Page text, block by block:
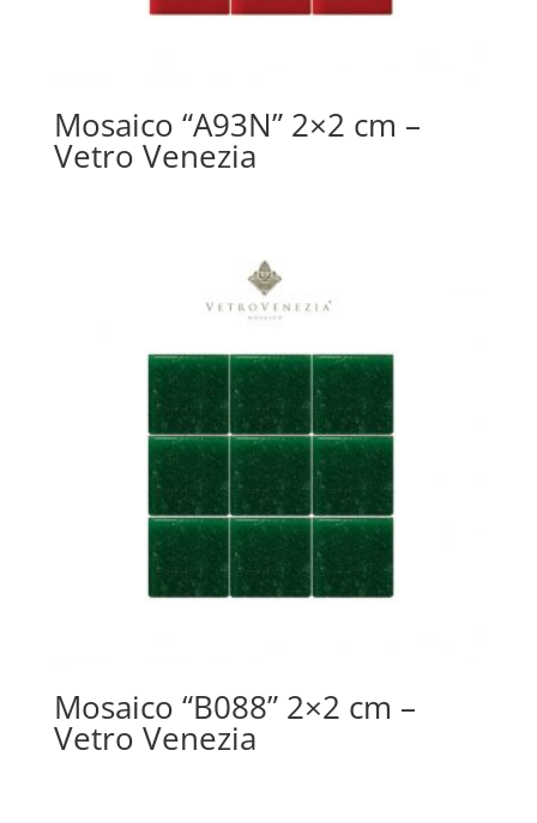
Mosaico “A93N” 2×2 cm –
Vetro Venezia
Mosaico “B088” 2×2 cm –
Vetro Venezia